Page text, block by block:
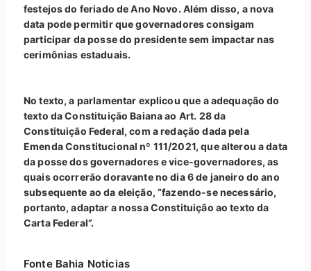
festejos do feriado de Ano Novo. Além disso, a nova
data pode permitir que governadores consigam
participar da posse do presidente sem impactar nas
cerimônias estaduais.
No texto, a parlamentar explicou que a adequação do
texto da Constituição Baiana ao Art. 28 da
Constituição Federal, com a redação dada pela
Emenda Constitucional nº 111/2021, que alterou a data
da posse dos governadores e vice-governadores, as
quais ocorrerão doravante no dia 6 de janeiro do ano
subsequente ao da eleição, “fazendo-se necessário,
portanto, adaptar a nossa Constituição ao texto da
Carta Federal”.
Fonte Bahia Noticias